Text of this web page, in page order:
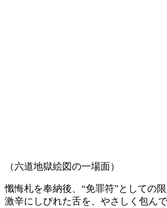
（六道地獄絵図の一場面）
懺悔札を奉納後、“免罪符”としての
激辛にしびれた舌を、やさしく包ん